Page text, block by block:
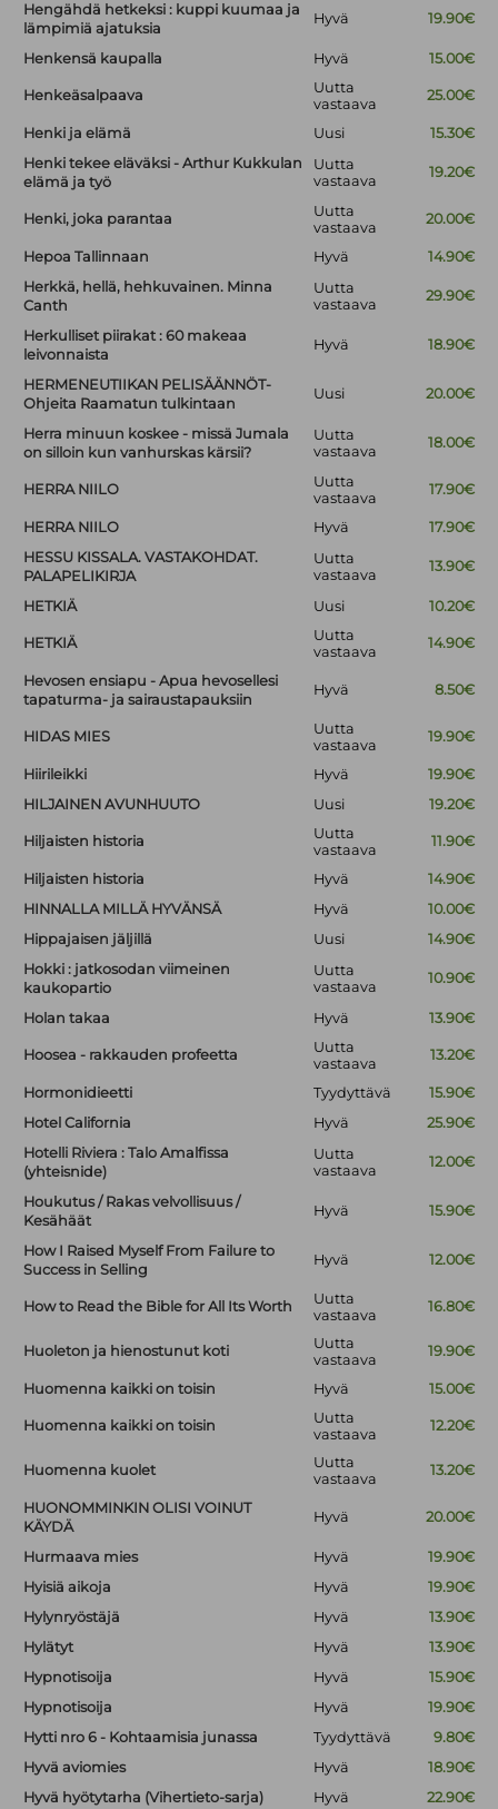
Hengähdä hetkeksi : kuppi kuumaa ja
lämpimiä ajatuksia
Hyvä 19.90€
Henkensä kaupalla Hyvä 15.00€
Henkeäsalpaava
Uutta
vastaava
25.00€
Henki ja elämä Uusi
15.30€
Henki tekee eläväksi - Arthur Kukkulan
elämä ja työ
Uutta
vastaava
19.20€
Henki, joka parantaa
Uutta
vastaava
20.00€
Hepoa Tallinnaan Hyvä
14.90€
Herkkä, hellä, hehkuvainen. Minna
Canth
Uutta
vastaava
29.90€
Herkulliset piirakat : 60 makeaa
leivonnaista
Hyvä 18.90€
HERMENEUTIIKAN PELISÄÄNNÖT-
Ohjeita Raamatun tulkintaan
Uusi 20.00€
Herra minuun koskee - missä Jumala
on silloin kun vanhurskas kärsii?
Uutta
vastaava
18.00€
HERRA NIILO
Uutta
vastaava
17.90€
HERRA NIILO Hyvä
17.90€
HESSU KISSALA. VASTAKOHDAT.
PALAPELIKIRJA
Uutta
vastaava
13.90€
HETKIÄ Uusi 10.20€
HETKIÄ
Uutta
vastaava
14.90€
Hevosen ensiapu - Apua hevosellesi
tapaturma- ja sairaustapauksiin
Hyvä 8.50€
HIDAS MIES
Uutta
vastaava
19.90€
Hiirileikki Hyvä
19.90€
HILJAINEN AVUNHUUTO
Uusi 19.20€
Hiljaisten historia
Uutta
vastaava
11.90€
Hiljaisten historia Hyvä
14.90€
HINNALLA MILLÄ HYVÄNSÄ
Hyvä
10.00€
Hippajaisen jäljillä
Uusi
14.90€
Hokki : jatkosodan viimeinen
kaukopartio
Uutta
vastaava
10.90€
Holan takaa Hyvä 13.90€
Hoosea - rakkauden profeetta
Uutta
vastaava
13.20€
Hormonidieetti Tyydyttävä
15.90€
Hotel California
Hyvä
25.90€
Hotelli Riviera : Talo Amalfissa
(yhteisnide)
Uutta
vastaava
12.00€
Houkutus / Rakas velvollisuus /
Kesähäät
Hyvä 15.90€
How I Raised Myself From Failure to
Success in Selling
Hyvä 12.00€
How to Read the Bible for All Its Worth
Uutta
vastaava
16.80€
Huoleton ja hienostunut koti
Uutta
vastaava
19.90€
Huomenna kaikki on toisin Hyvä 15.00€
Huomenna kaikki on toisin
Uutta
vastaava
12.20€
Huomenna kuolet
Uutta
vastaava
13.20€
HUONOMMINKIN OLISI VOINUT
KÄYDÄ
Hyvä 20.00€
Hurmaava mies Hyvä
19.90€
Hyisiä aikoja
Hyvä
19.90€
Hylynryöstäjä
Hyvä
13.90€
Hylätyt
Hyvä
13.90€
Hypnotisoija
Hyvä
15.90€
Hypnotisoija
Hyvä
19.90€
Hytti nro 6 - Kohtaamisia junassa
Tyydyttävä
9.80€
Hyvä aviomies
Hyvä
18.90€
Hyvä hyötytarha (Vihertieto-sarja)
Hyvä 22.90€